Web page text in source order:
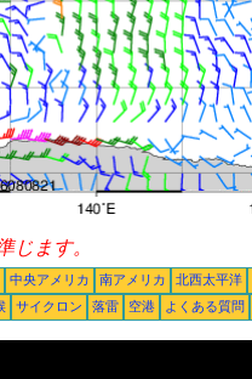
じます。
中央アメリカ 南アメリカ 北西太平洋
サイクロン 落雷 空港 よくある質問